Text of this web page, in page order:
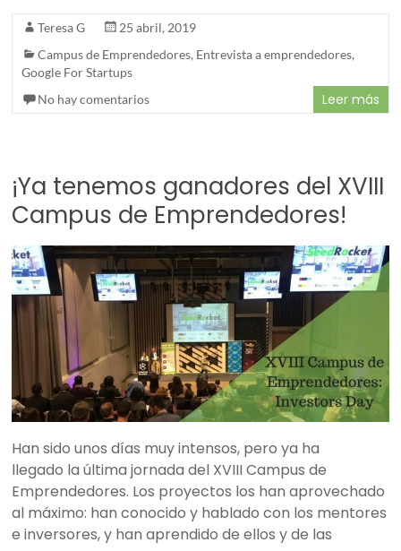
Teresa G
25 abril, 2019
Campus de Emprendedores, Entrevista a emprendedores,
Google For Startups
No hay comentarios
Leer más
¡Ya tenemos ganadores del XVIII
Campus de Emprendedores!
Han sido unos días muy intensos, pero ya ha
llegado la última jornada del XVIII Campus de
Emprendedores. Los proyectos los han aprovechado
al máximo: han conocido y hablado con los mentores
e inversores, y han aprendido de ellos y de las